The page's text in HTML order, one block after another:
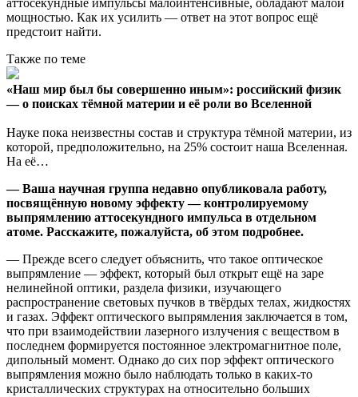
аттосекундные импульсы малоинтенсивные, обладают малой
мощностью. Как их усилить — ответ на этот вопрос ещё
предстоит найти.
Также по теме
«Наш мир был бы совершенно иным»: российский физик
— о поисках тёмной материи и её роли во Вселенной
Науке пока неизвестны состав и структура тёмной материи, из
которой, предположительно, на 25% состоит наша Вселенная.
На её…
— Ваша научная группа недавно опубликовала работу,
посвящённую новому эффекту — контролируемому
выпрямлению аттосекундного импульса в отдельном
атоме. Расскажите, пожалуйста, об этом подробнее.
— Прежде всего следует объяснить, что такое оптическое
выпрямление — эффект, который был открыт ещё на заре
нелинейной оптики, раздела физики, изучающего
распространение световых пучков в твёрдых телах, жидкостях
и газах. Эффект оптического выпрямления заключается в том,
что при взаимодействии лазерного излучения с веществом в
последнем формируется постоянное электромагнитное поле,
дипольный момент. Однако до сих пор эффект оптического
выпрямления можно было наблюдать только в каких-то
кристаллических структурах на относительно больших